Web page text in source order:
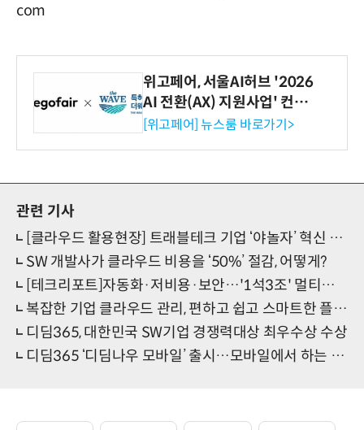
com
위고페어, 서울AI허브 '2026
AI 전환(AX) 지원사업' 컨소
시엄 선정
[위고페어] 뉴스룸 바로가기>
관련 기사
[클라우드 활용현장] 트래블테크 기업 ‘야놀자’ 혁신 1등 공신 AWS 클라우드
SW 개발사가 클라우드 비용을 ‘50%’ 절감, 어떻게?
[테크리포트]자동화·저비용·보안…'1석3조' 멀티클라우드 관리 플랫폼
복잡한 기업 클라우드 관리, 편하고 쉽고 스마트한 플랫폼은?
디딤365, 대한민국 SW기업 경쟁력대상 최우수상 수상
디딤365 ‘디딤나우 모바일’ 출시…모바일에서 하는 간편한 클라우드 관리!